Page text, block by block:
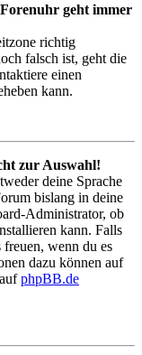
geht immer
richtig
falsch ist, geht die
einen
kann.
zur Auswahl!
deine Sprache
bislang in deine
Administrator, ob
kann. Falls
wenn du es
dazu können auf
phpBB.de